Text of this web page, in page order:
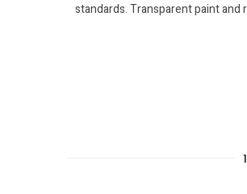
standards. Transparent paint